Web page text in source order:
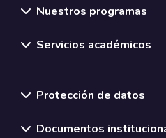
Nuestros programas
Servicios académicos
Protección de datos
Documentos